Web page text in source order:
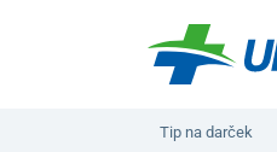
Tip na darček